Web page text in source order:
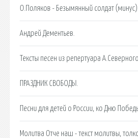
О.Поляков - Безымянный солдат (минус).
Андрей Дементьев.
Тексты песен из репертуара А.Северного.
ПРАЗДНИК СВОБОДЫ.
Песни для детей о России, ко Дню
Молитва Отче наш - текст молитвы,